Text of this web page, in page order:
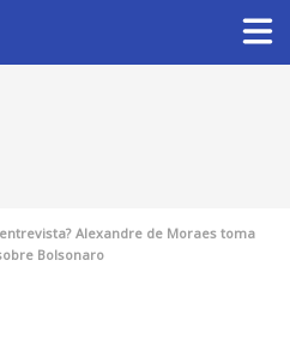
Alexandre de Moraes toma
Bolsonaro